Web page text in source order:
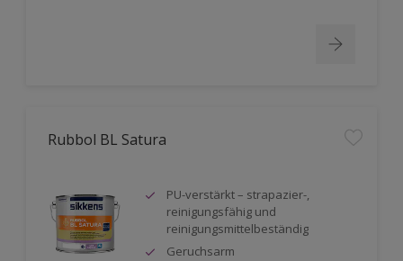
Rubbol BL Satura
PU-verstärkt – strapazier-,
reinigungsfähig und
reinigungsmittelbeständig
Geruchsarm